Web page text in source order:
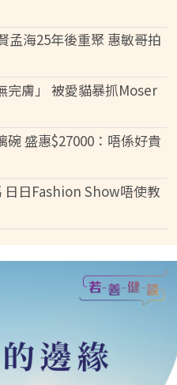
孟海25年後重聚 惠敏哥拍
完膚」 被愛貓暴抓Moser
盛惠$27000：唔係好貴
日Fashion Show唔使教